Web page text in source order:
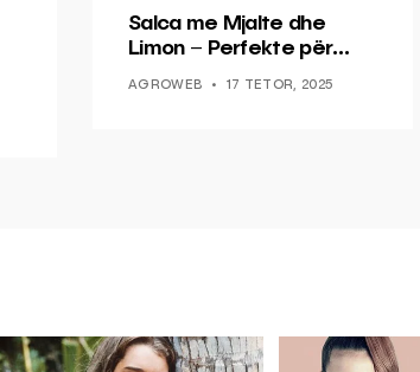
Salca me Mjalte dhe
Limon – Perfekte për
AGROWEB 17 TETOR, 2025